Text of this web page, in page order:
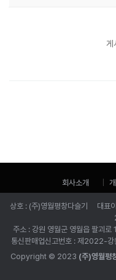
게
회사소개
상호 : (주)영월평창다슬기 대
주소 : 강원 영월군 영월읍 팔
통신판매업신고번호 : 제2022-
Copyright © 2023 (주)영월평